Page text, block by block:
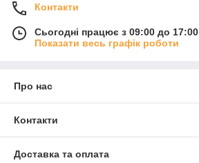
Контакти
Сьогодні працює з 09:00 до 17:00
Показати весь графік роботи
Про нас
Контакти
Доставка та оплата